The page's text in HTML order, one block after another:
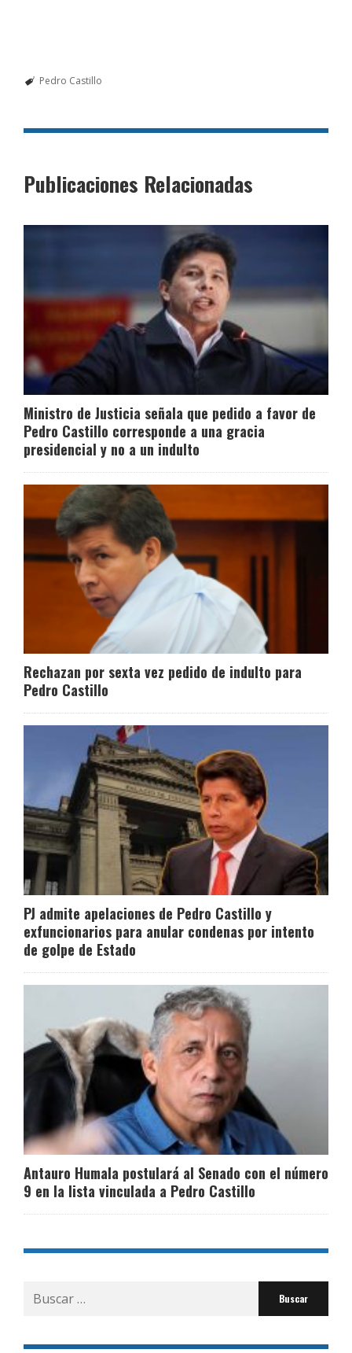
Pedro Castillo
Publicaciones Relacionadas
Ministro de Justicia señala que pedido a favor de
Pedro Castillo corresponde a una gracia
presidencial y no a un indulto
Rechazan por sexta vez pedido de indulto para
Pedro Castillo
PJ admite apelaciones de Pedro Castillo y
exfuncionarios para anular condenas por intento
de golpe de Estado
Antauro Humala postulará al Senado con el número
9 en la lista vinculada a Pedro Castillo
Buscar
por: